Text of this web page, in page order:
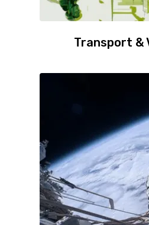
Transport &